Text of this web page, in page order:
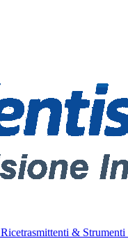
Ricetrasmittenti & Strumenti